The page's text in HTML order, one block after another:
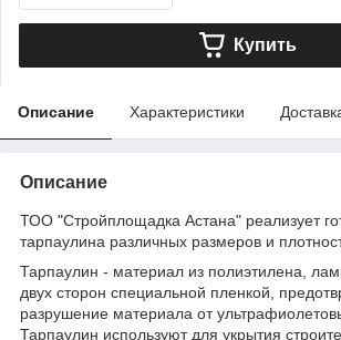
Купить
Описание Характеристики
Описание
ТОО "Стройплощадка Астана" реализует
тарпаулина различных размеров и
Тарпаулин - материал из полиэтилена,
двух сторон специальной пленкой,
разрушение материала от
Тарпаулин используют для укрытия